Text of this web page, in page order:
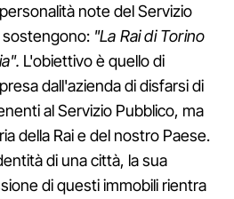
note del Servizio
sostengono: "La Rai di Torino
L'obiettivo è quello di
dall'azienda di disfarsi di
al Servizio Pubblico, ma
della Rai e del nostro Paese.
di una città, la sua
di questi immobili rientra